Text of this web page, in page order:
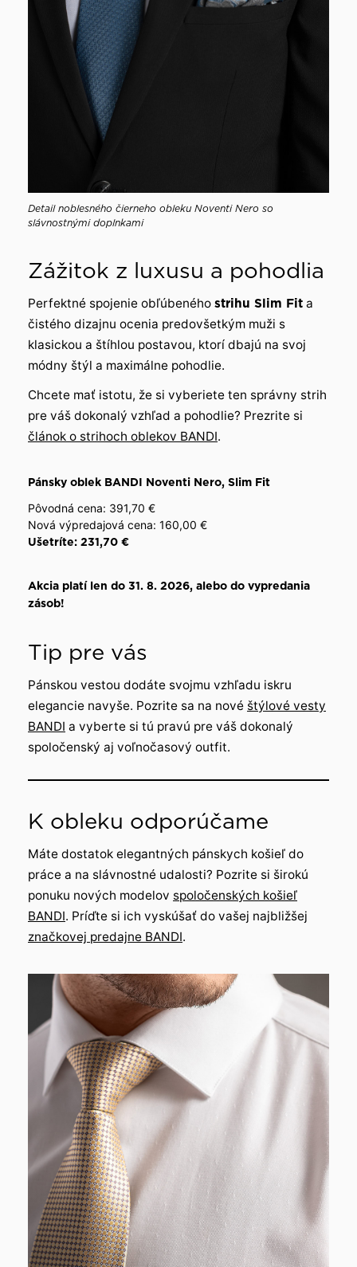
Detail noblesného čierneho obleku Noventi Nero so
slávnostnými doplnkami
Zážitok z luxusu a pohodlia
Perfektné spojenie obľúbeného strihu Slim Fit a
čistého dizajnu ocenia predovšetkým muži s
klasickou a štíhlou postavou, ktorí dbajú na svoj
módny štýl a maximálne pohodlie.
Chcete mať istotu, že si vyberiete ten správny strih
pre váš dokonalý vzhľad a pohodlie? Prezrite si
článok o strihoch oblekov BANDI.
Pánsky oblek BANDI Noventi Nero, Slim Fit
Pôvodná cena: 391,70 €
Nová výpredajová cena: 160,00 €
Ušetríte: 231,70 €
Akcia platí len do 31. 8. 2026, alebo do vypredania
zásob!
Tip pre vás
Pánskou vestou dodáte svojmu vzhľadu iskru
elegancie navyše. Pozrite sa na nové štýlové vesty
BANDI a vyberte si tú pravú pre váš dokonalý
spoločenský aj voľnočasový outfit.
K obleku odporúčame
Máte dostatok elegantných pánskych košieľ do
práce a na slávnostné udalosti? Pozrite si širokú
ponuku nových modelov spoločenských košieľ
BANDI. Príďte si ich vyskúšať do vašej najbližšej
značkovej predajne BANDI.